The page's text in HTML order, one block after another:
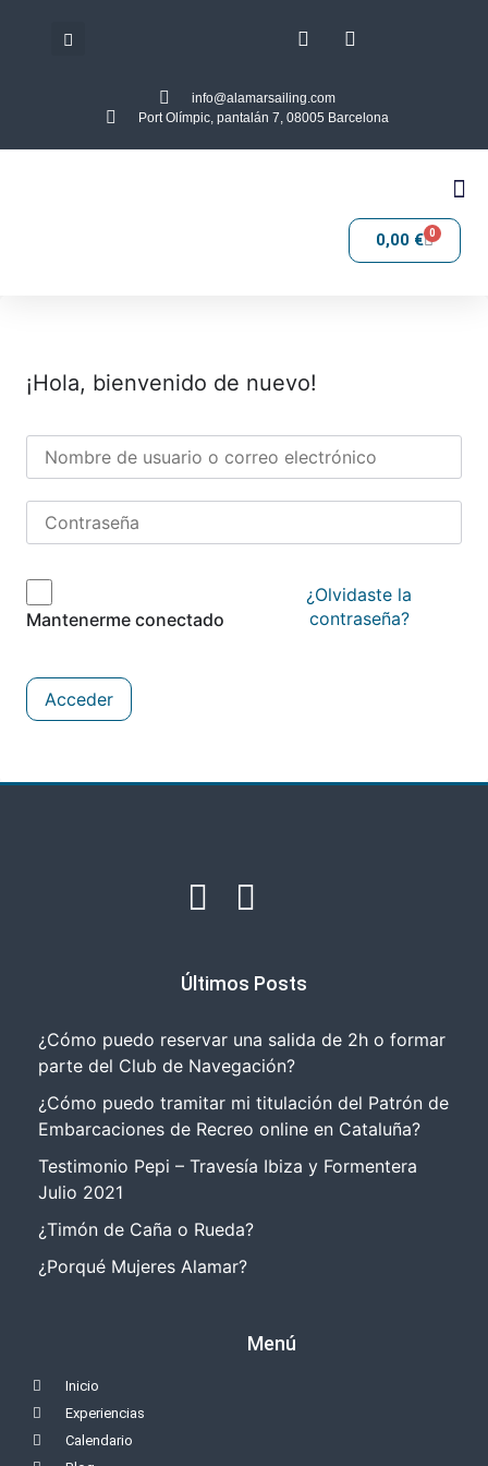
info@alamarsailing.com
Port Olímpic, pantalán 7, 08005 Barcelona
0,00 € 0
¡Hola, bienvenido de nuevo!
Mantenerme conectado
¿Olvidaste la
contraseña?
Acceder
Últimos Posts
¿Cómo puedo reservar una salida de 2h o formar
parte del Club de Navegación?
¿Cómo puedo tramitar mi titulación del Patrón de
Embarcaciones de Recreo online en Cataluña?
Testimonio Pepi – Travesía Ibiza y Formentera
Julio 2021
¿Timón de Caña o Rueda?
¿Porqué Mujeres Alamar?
Menú
Inicio
Experiencias
Calendario